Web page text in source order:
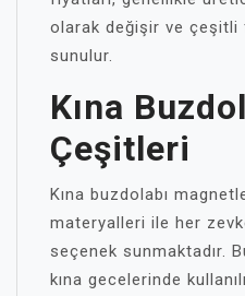
olarak değişir ve çeşitli
sunulur.
Kına
Çeşitleri
Kına buzdolabı
materyalleri ile her
seçenek sunmaktadır.
kına gecelerinde